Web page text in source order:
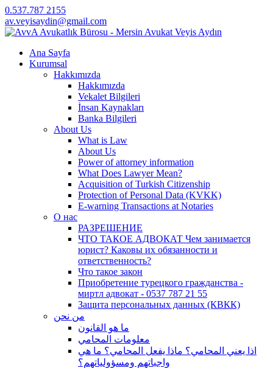
0.537.787 2155
av.veyisaydin@gmail.com
Ana Sayfa
Kurumsal
Hakkımızda
Hakkımızda
Vekalet Bilgileri
İnsan Kaynakları
Banka Bilgileri
About Us
What is Law
About Us
Power of attorney information
What Does Lawyer Mean?
Acquisition of Turkish Citizenship
Protection of Personal Data (KVKK)
E-warning Transactions at Notaries
О нас
РАЗРЕШЕНИЕ
ЧТО ТАКОЕ АДВОКАТ Чем занимается
юрист? Каковы их обязанности и
ответственность?
Что такое закон
Приобретение турецкого гражданства -
миртл адвокат - 0537 787 21 55
Защита персональных данных (КВКК)
من نحن
ما هو القانون
معلومات المحامي
اذا يعني المحامي؟ ماذا يفعل المحامي؟ ما هي
واجباتهم ومسؤولياتهم؟